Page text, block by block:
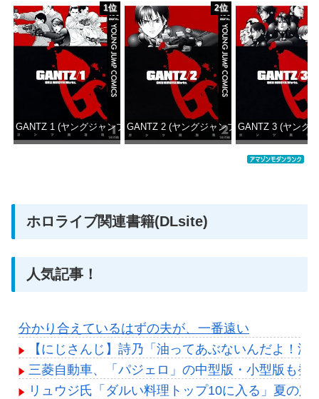
1位
GANTZ 1 (ヤングジャンプコミックスDIGITAL)
2位
GANTZ 2 (ヤングジャンプコミックス
GANTZ 3 (ヤング
ホロライブ関連書籍(DLsite)
人気記事！
分かり合えているはずの夫が、一番遠い
【にじさんじ】詩乃「油ってあぶないんだよ！油
三菱自動車、「パジェロ」の中型版・小型版も発
リュウジ氏「ダルい料理トップ10に入る」夏の